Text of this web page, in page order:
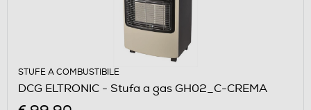
STUFE A COMBUSTIBILE
DCG ELTRONIC - Stufa a gas GH02_C-CREMA